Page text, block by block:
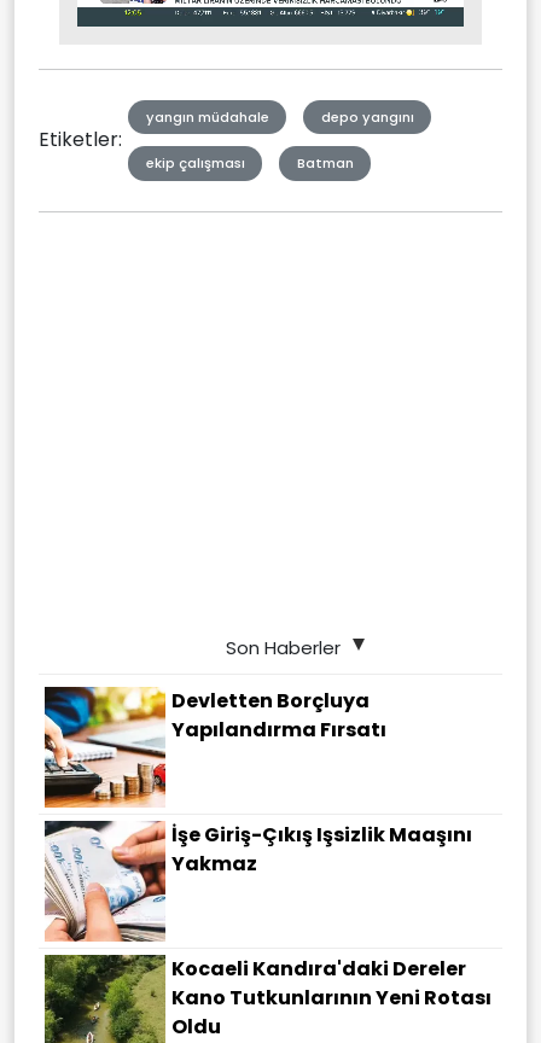
Mute Stream
Etiketler:
yangın müdahale depo yangını
ekip çalışması Batman
Son Haberler
Devletten Borçluya
Yapılandırma Fırsatı
İşe Giriş-Çıkış Işsizlik Maaşını
Yakmaz
Kocaeli Kandıra'daki Dereler
Kano Tutkunlarının Yeni Rotası
Oldu